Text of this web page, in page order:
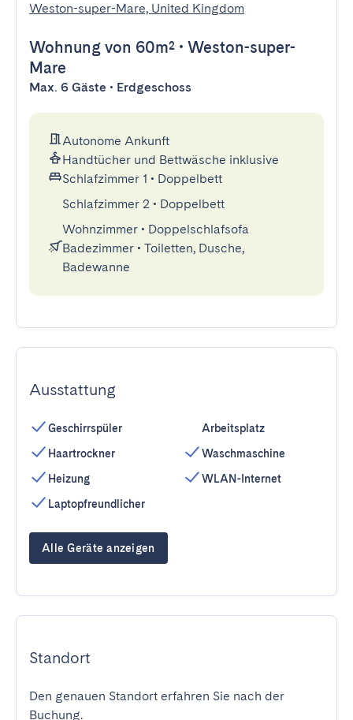
Weston-super-Mare, United Kingdom
Wohnung von 60m² • Weston-super-
Mare
Max. 6 Gäste • Erdgeschoss
Autonome Ankunft
Handtücher und Bettwäsche inklusive
Schlafzimmer 1 • Doppelbett
Schlafzimmer 2 • Doppelbett
Wohnzimmer • Doppelschlafsofa
Badezimmer • Toiletten, Dusche,
Badewanne
Ausstattung
Geschirrspüler
Haartrockner
Heizung
Laptopfreundlicher
Arbeitsplatz
Waschmaschine
WLAN-Internet
Alle Geräte anzeigen
Standort
Den genauen Standort erfahren Sie nach der
Buchung.